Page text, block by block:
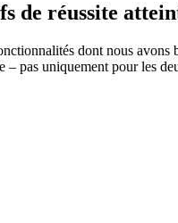
de réussite
dont nous
pas uniquement pour les